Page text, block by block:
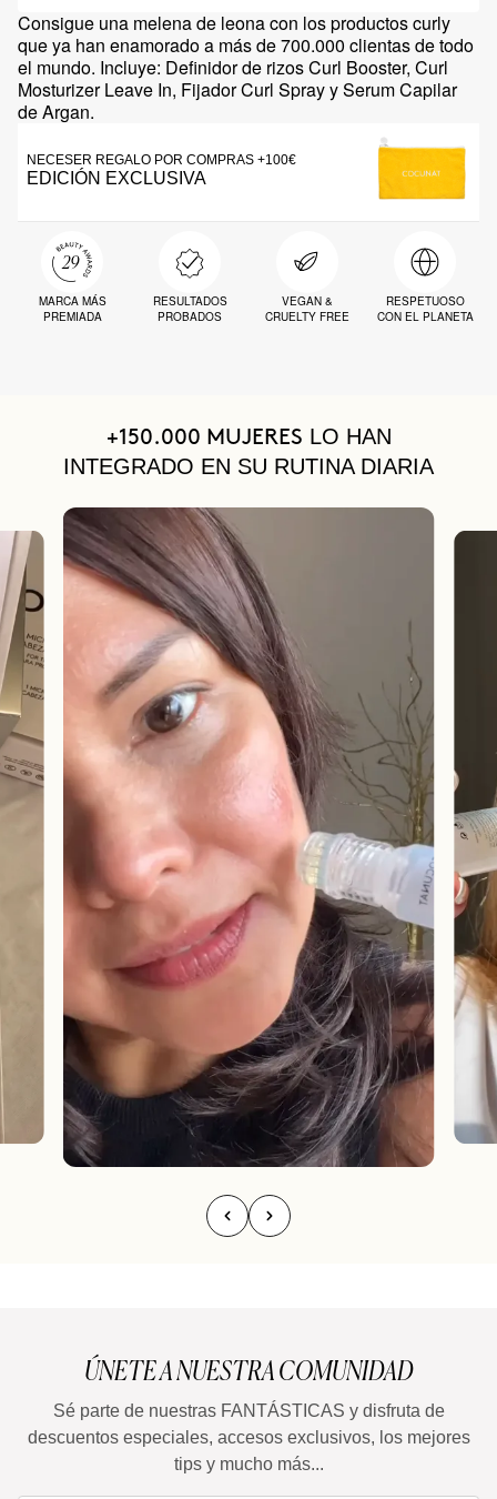
Consigue una melena de leona con los productos curly
que ya han enamorado a más de 700.000 clientas de todo
el mundo. Incluye: Definidor de rizos Curl Booster, Curl
Mosturizer Leave In, Fijador Curl Spray y Serum Capilar
de Argan.
NECESER REGALO POR COMPRAS +100€
EDICIÓN EXCLUSIVA
MARCA MÁS
PREMIADA
RESULTADOS
PROBADOS
VEGAN &
CRUELTY FREE
RESPETUOSO
CON EL PLANETA
+150.000 MUJERES LO HAN
INTEGRADO EN SU RUTINA DIARIA
ÚNETE A NUESTRA COMUNIDAD
Sé parte de nuestras FANTÁSTICAS y disfruta de
descuentos especiales, accesos exclusivos, los mejores
tips y mucho más...